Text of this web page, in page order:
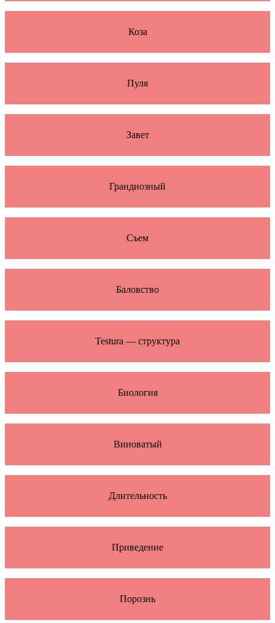
Коза
Пуля
Завет
Грандиозный
Съем
Баловство
Testura — структура
Биология
Виноватый
Длительность
Приведение
Порознь